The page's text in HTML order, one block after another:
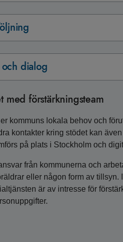
dialog
med förstärkningsteam
kommuns lokala behov och
kontakter kring stödet kan
på plats i Stockholm och
från kommunerna och
eller någon form av tillsyn.
är av intresse för